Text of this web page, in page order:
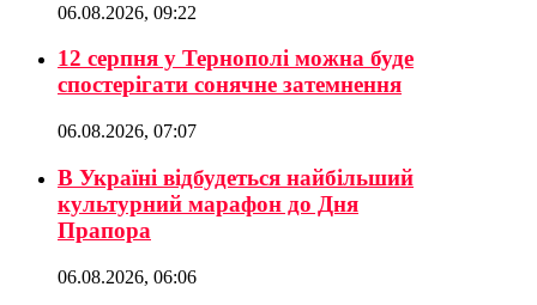
06.08.2026, 09:22
12 серпня у Тернополі можна буде
спостерігати сонячне затемнення
06.08.2026, 07:07
В Україні відбудеться найбільший
культурний марафон до Дня
Прапора
06.08.2026, 06:06